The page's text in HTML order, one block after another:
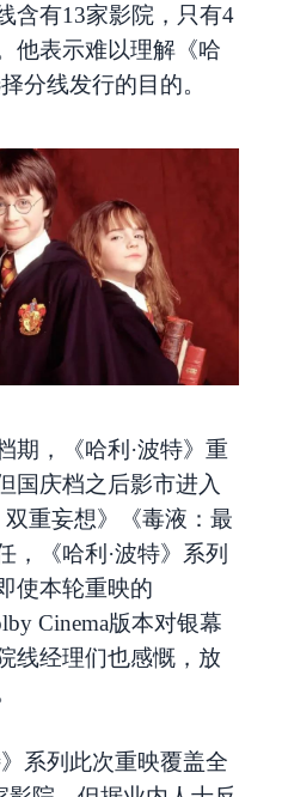
含有13家影院，只有4
他表示难以理解《哈
分线发行的目的。
期，《哈利·波特》重
国庆档之后影市进入
重妄想》《毒液：最
，《哈利·波特》系列
使本轮重映的
Cinema版本对银幕
线经理们也感慨，放
系列此次重映覆盖全